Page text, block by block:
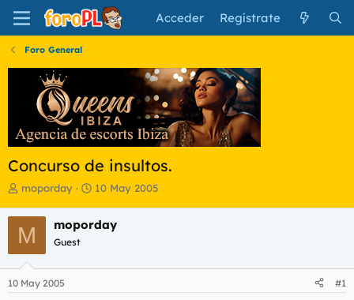
Acceder Regístrate
Foro General
Concurso de insultos.
I
i
c
i
a
d
o
moporday
F
h
e
10 May 2005
M moporday
Guest
10 May 2005 #1